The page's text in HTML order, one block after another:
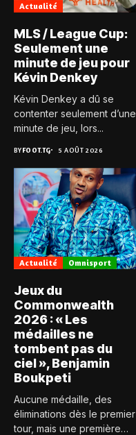
Actualité
MLS / League Cup:
Seulement une
minute de jeu pour
Kévin Denkey
Kévin Denkey a dû se
contenter seulement d’une
minute de jeu, lors...
BYFOOT.TG 5 AOÛT 2026
Actualité Omnisport
Jeux du
Commonwealth
2026 : « Les
médailles ne
tombent pas du
ciel », Benjamin
Boukpeti
Aucune médaille, des
éliminations dès le premier
tour, mais une première